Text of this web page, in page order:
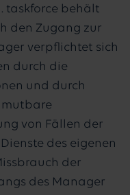
taskforce behält
den Zugang zur
verpflichtet sich
durch die
und durch
von Fällen der
des eigenen
der
des Manager